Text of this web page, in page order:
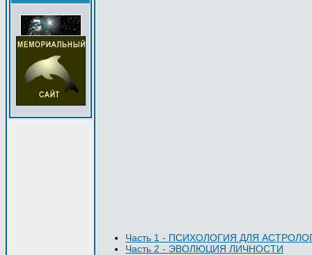
Часть 1 - ПСИХОЛОГИЯ ДЛЯ
Часть 2 - ЭВОЛЮЦИЯ ЛИЧНОСТИ